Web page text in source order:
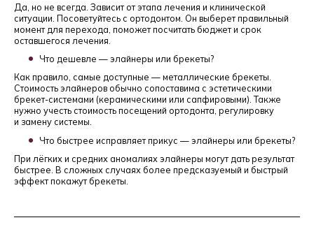
Да, но не всегда. Зависит от этапа лечения и клинической
ситуации. Посоветуйтесь с ортодонтом. Он выберет правильный
момент для перехода, поможет посчитать бюджет и срок
оставшегося лечения.
Что дешевле — элайнеры или брекеты?
Как правило, самые доступные — металлические брекеты.
Стоимость элайнеров обычно сопоставима с эстетическими
брекет-системами (керамическими или сапфировыми). Также
нужно учесть стоимость посещений ортодонта, регулировку
и замену системы.
Что быстрее исправляет прикус — элайнеры или брекеты?
При лёгких и средних аномалиях элайнеры могут дать результат
быстрее. В сложных случаях более предсказуемый и быстрый
эффект покажут брекеты.